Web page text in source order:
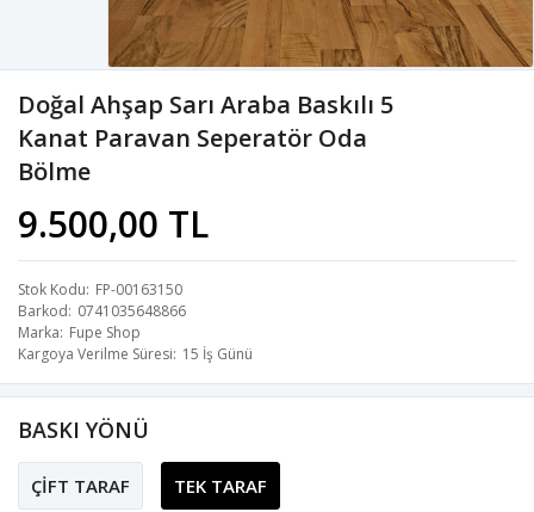
Doğal Ahşap Sarı Araba Baskılı 5
Kanat Paravan Seperatör Oda
Bölme
9.500,00 TL
Stok Kodu FP-00163150
Barkod 0741035648866
Marka Fupe Shop
Kargoya Verilme Süresi 15 İş Günü
BASKI YÖNÜ
ÇİFT TARAF TEK TARAF